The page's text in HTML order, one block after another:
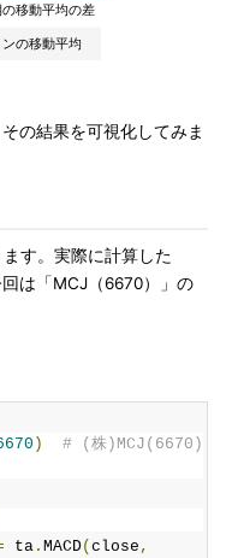
移動平均の差
の移動平均
の結果を可視化してみま
す。実際に計算した
は「MCJ（6670）」の
)
# (株)MCJ(6670)
ta. MACD( close ,